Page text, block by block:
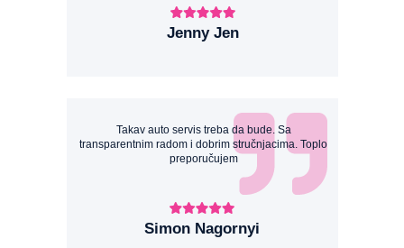
Jenny Jen
Takav auto servis treba da bude. Sa
transparentnim radom i dobrim stručnjacima. Toplo
preporučujem
Simon Nagornyi